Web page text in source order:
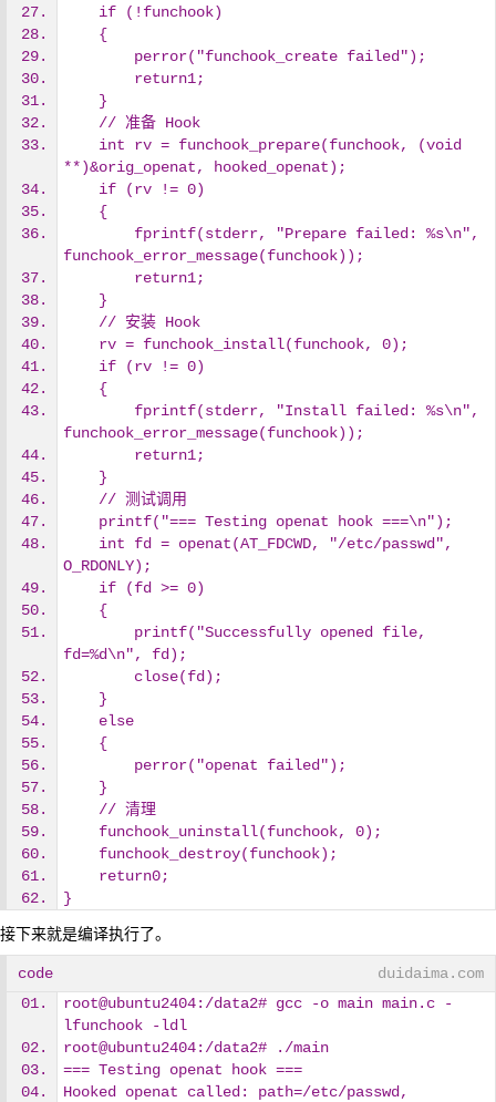
    if (!funchook)
    {
        perror("funchook_create failed");
        return1;
    }
    // 准备 Hook
**)&orig_openat, hooked_openat);
    if (rv != 0)
    {
funchook_error_message(funchook));
        return1;
    }
    // 安装 Hook
    rv = funchook_install(funchook, 0);
    if (rv != 0)
    {
funchook_error_message(funchook));
        return1;
    }
    // 测试调用
    printf("=== Testing openat hook ===\n");
O_RDONLY);
    if (fd >= 0)
    {
fd=%d\n", fd);
        close(fd);
    }
    else
    {
        perror("openat failed");
    }
    // 清理
    funchook_uninstall(funchook, 0);
    funchook_destroy(funchook);
    return0;
}
接下来就是编译执行了。
code
duidaima.com
root@ubuntu2404:/data2# gcc -o main main.c -
lfunchook -ldl
root@ubuntu2404:/data2# ./main
=== Testing openat hook ===
Hooked openat called: path=/etc/passwd,